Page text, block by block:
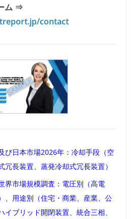
ム ⇒
contact
び日本市場2026年：冷却手段（空
冗長装置、蒸発冷却式冗長装置）
界市場規模調査：電圧別（高電
、用途別（住宅・商業、産業、公
イブリッド開閉装置、統合三相、